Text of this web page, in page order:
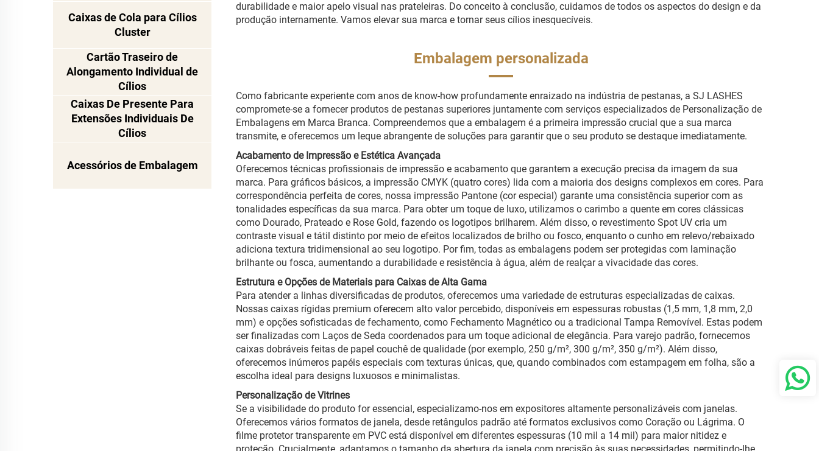
Caixas de Cola para Cílios
Cluster
Cartão Traseiro de
Alongamento Individual de
Cílios
Caixas De Presente Para
Extensões Individuais De
Cílios
Acessórios de Embalagem
durabilidade e maior apelo visual nas prateleiras. Do conceito à conclusão, cuidamos de todos os aspectos do design e da
produção internamente. Vamos elevar sua marca e tornar seus cílios inesquecíveis.
Embalagem personalizada
Como fabricante experiente com anos de know-how profundamente enraizado na indústria de pestanas, a SJ LASHES
compromete-se a fornecer produtos de pestanas superiores juntamente com serviços especializados de Personalização de
Embalagens em Marca Branca. Compreendemos que a embalagem é a primeira impressão crucial que a sua marca
transmite, e oferecemos um leque abrangente de soluções para garantir que o seu produto se destaque imediatamente.
Acabamento de Impressão e Estética Avançada
Oferecemos técnicas profissionais de impressão e acabamento que garantem a execução precisa da imagem da sua
marca. Para gráficos básicos, a impressão CMYK (quatro cores) lida com a maioria dos designs complexos em cores. Para
correspondência perfeita de cores, nossa impressão Pantone (cor especial) garante uma consistência superior com as
tonalidades específicas da sua marca. Para obter um toque de luxo, utilizamos o carimbo a quente em cores clássicas
como Dourado, Prateado e Rose Gold, fazendo os logotipos brilharem. Além disso, o revestimento Spot UV cria um
contraste visual e tátil distinto por meio de efeitos localizados de brilho ou fosco, enquanto o cunho em relevo/rebaixado
adiciona textura tridimensional ao seu logotipo. Por fim, todas as embalagens podem ser protegidas com laminação
brilhante ou fosca, aumentando a durabilidade e resistência à água, além de realçar a vivacidade das cores.
Estrutura e Opções de Materiais para Caixas de Alta Gama
Para atender a linhas diversificadas de produtos, oferecemos uma variedade de estruturas especializadas de caixas.
Nossas caixas rígidas premium oferecem alto valor percebido, disponíveis em espessuras robustas (1,5 mm, 1,8 mm, 2,0
mm) e opções sofisticadas de fechamento, como Fechamento Magnético ou a tradicional Tampa Removível. Estas podem
ser finalizadas com Laços de Seda coordenados para um toque adicional de elegância. Para varejo padrão, fornecemos
caixas dobráveis feitas de papel couchê de qualidade (por exemplo, 250 g/m², 300 g/m², 350 g/m²). Além disso,
oferecemos inúmeros papéis especiais com texturas únicas, que, quando combinados com estampagem em folha, são a
escolha ideal para designs luxuosos e minimalistas.
Personalização de Vitrines
Se a visibilidade do produto for essencial, especializamo-nos em expositores altamente personalizáveis com janelas.
Oferecemos vários formatos de janela, desde retângulos padrão até formatos exclusivos como Coração ou Lágrima. O
filme protetor transparente em PVC está disponível em diferentes espessuras (10 mil a 14 mil) para maior nitidez e